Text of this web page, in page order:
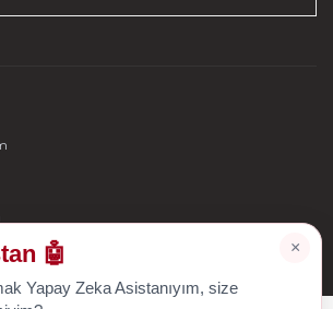
×
🤖
Yapay Zeka Asistanıyım, size